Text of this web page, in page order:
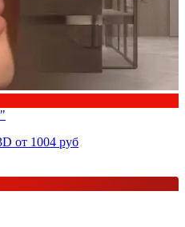
от 1004 руб